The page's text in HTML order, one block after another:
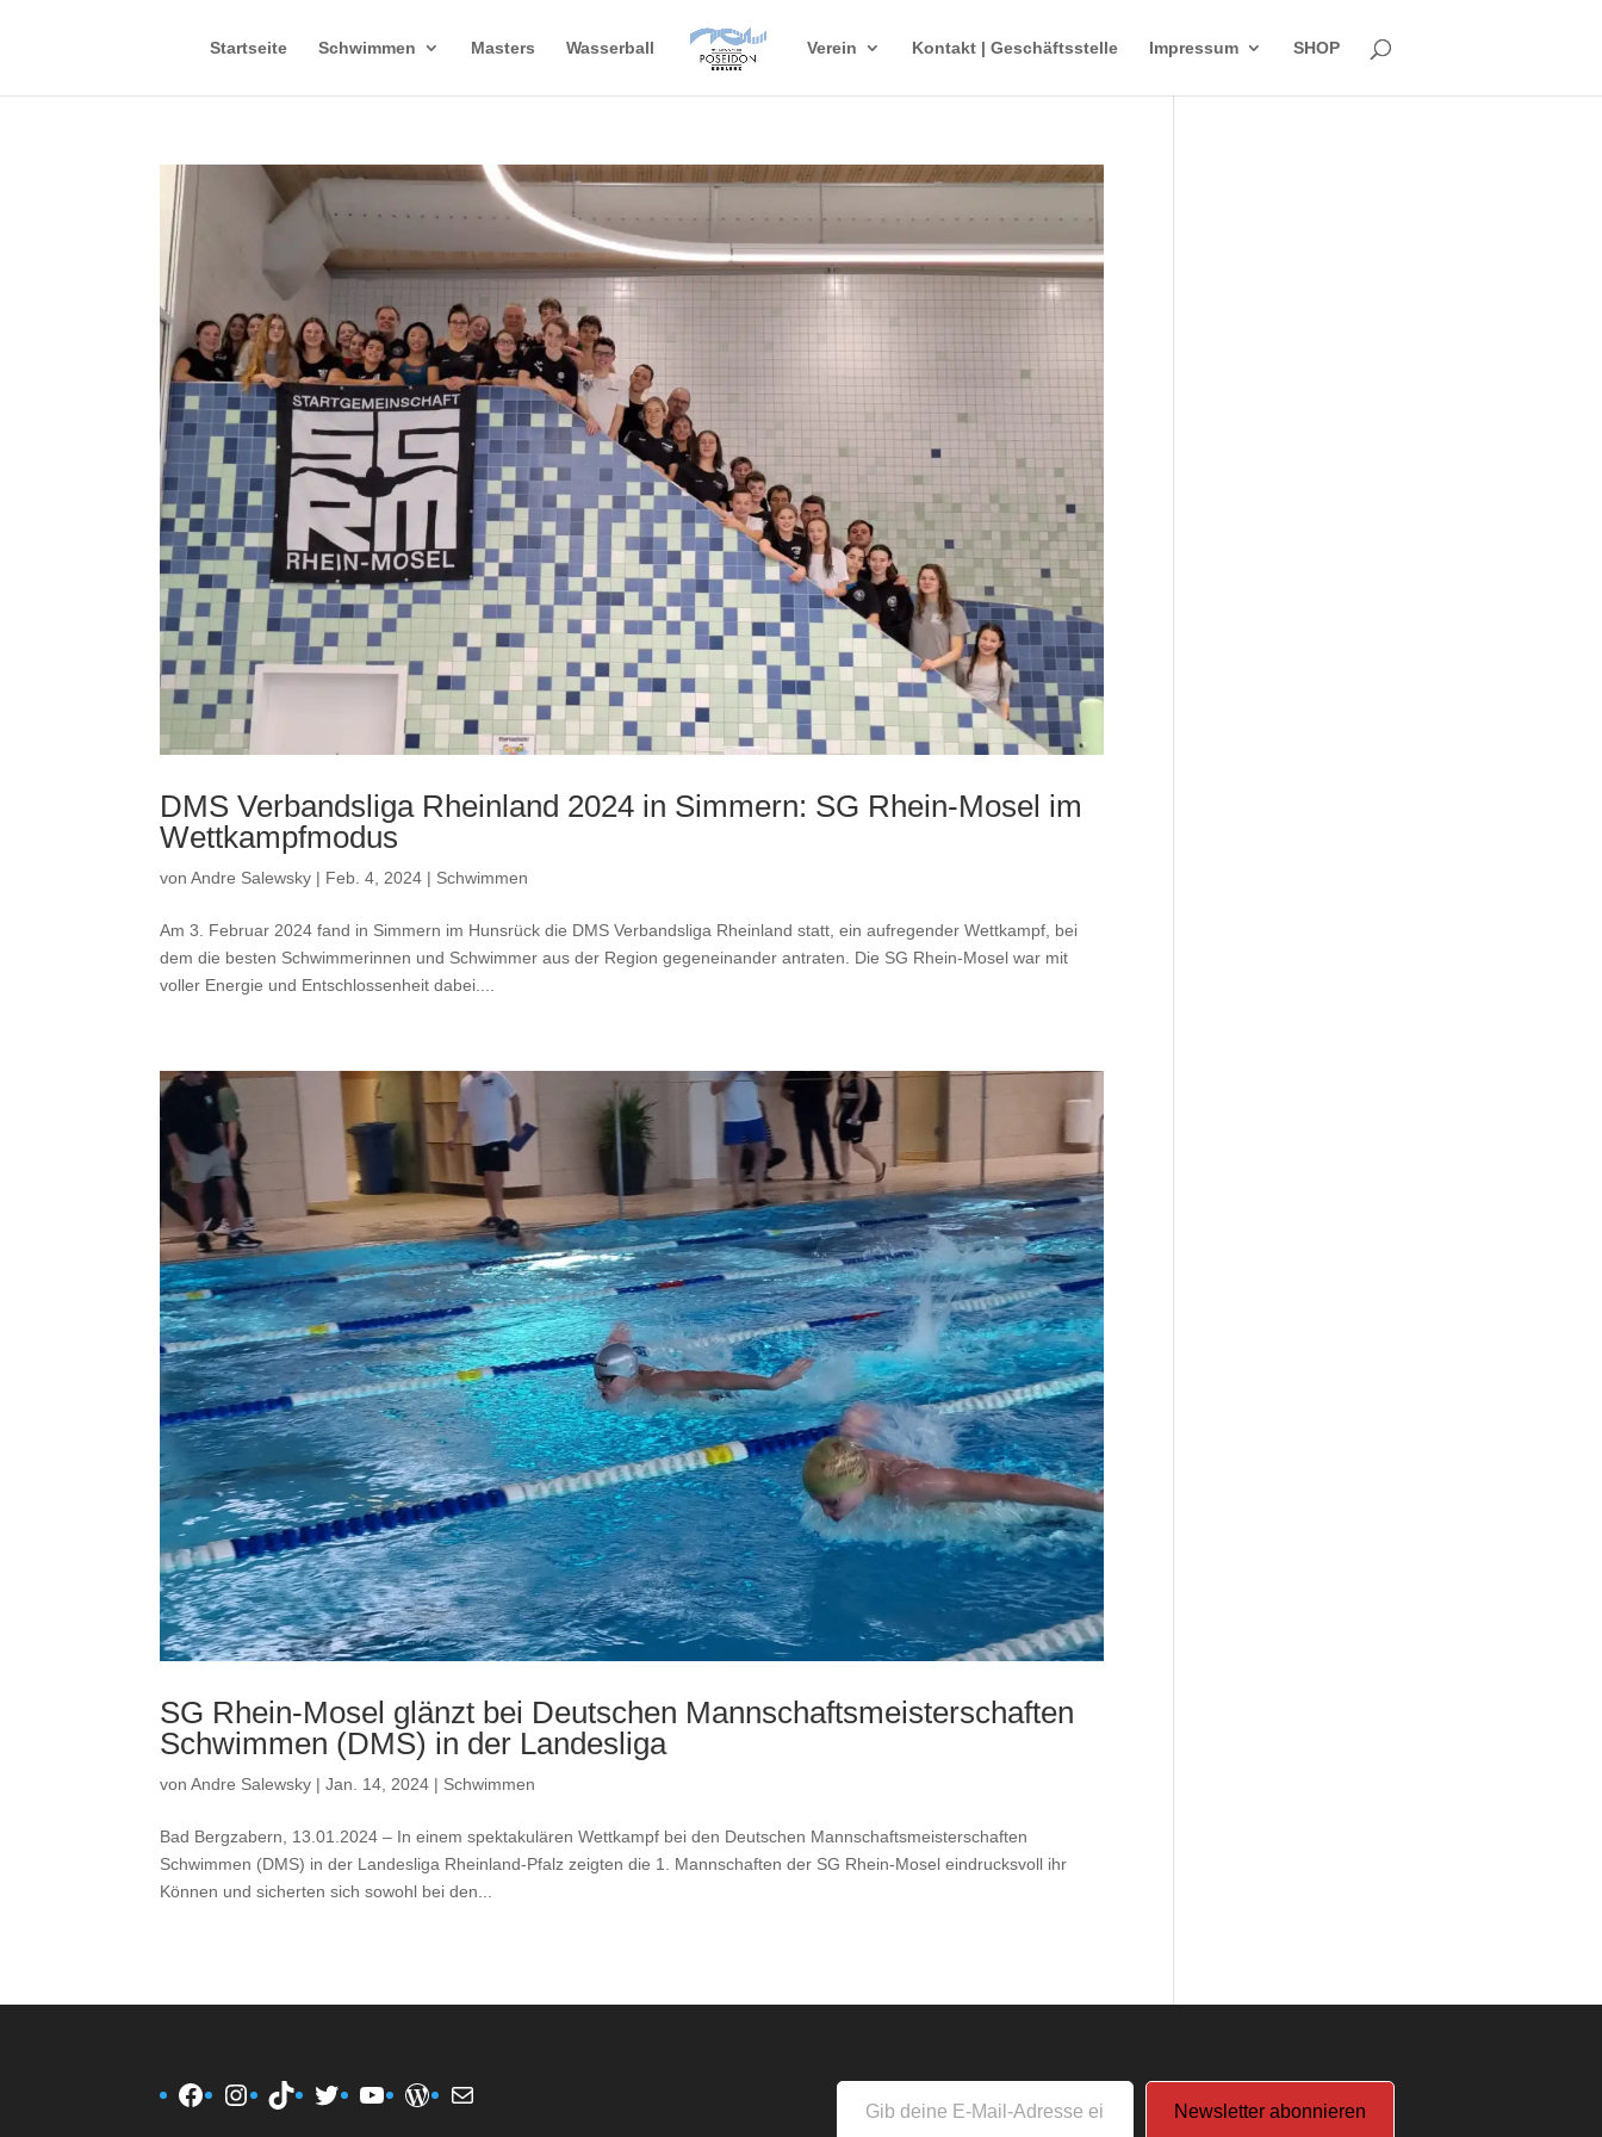
Startseite Schwimmen Masters Wasserball Verein Kontakt | Geschäftsstelle Impressum SHOP
DMS Verbandsliga Rheinland 2024 in Simmern: SG Rhein-Mosel im
Wettkampfmodus
vonAndre Salewsky | Feb. 4, 2024 | Schwimmen
Am 3. Februar 2024 fand in Simmern im Hunsrück die DMS Verbandsliga Rheinland statt, ein aufregender Wettkampf, bei
dem die besten Schwimmerinnen und Schwimmer aus der Region gegeneinander antraten. Die SG Rhein-Mosel war mit
voller Energie und Entschlossenheit dabei....
SG Rhein-Mosel glänzt bei Deutschen Mannschaftsmeisterschaften
Schwimmen (DMS) in der Landesliga
vonAndre Salewsky |Jan. 14, 2024 | Schwimmen
Bad Bergzabern, 13.01.2024 – In einem spektakulären Wettkampf bei den Deutschen Mannschaftsmeisterschaften
Schwimmen (DMS) in der Landesliga Rheinland-Pfalz zeigten die 1. Mannschaften der SG Rhein-Mosel eindrucksvoll ihr
Können und sicherten sich sowohl bei den...
Facebook
Instagram
TikTokTwitterYouTube
WordPress
E-Mail
deine
Newsletter abonnieren